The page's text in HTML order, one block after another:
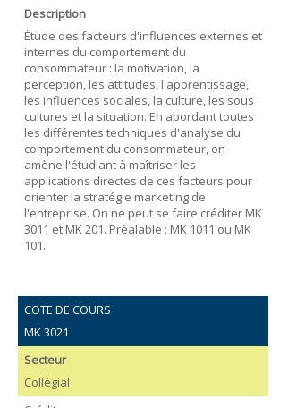
Description
Étude des facteurs d'influences externes et
internes du comportement du
consommateur : la motivation, la
perception, les attitudes, l'apprentissage,
les influences sociales, la culture, les sous
cultures et la situation. En abordant toutes
les différentes techniques d'analyse du
comportement du consommateur, on
amène l'étudiant à maîtriser les
applications directes de ces facteurs pour
orienter la stratégie marketing de
l'entreprise. On ne peut se faire créditer MK
3011 et MK 201. Préalable : MK 1011 ou MK
101.
COTE DE COURS
MK 3021
Secteur
Collégial